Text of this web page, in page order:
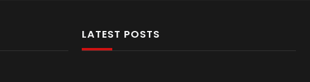
LATEST POSTS